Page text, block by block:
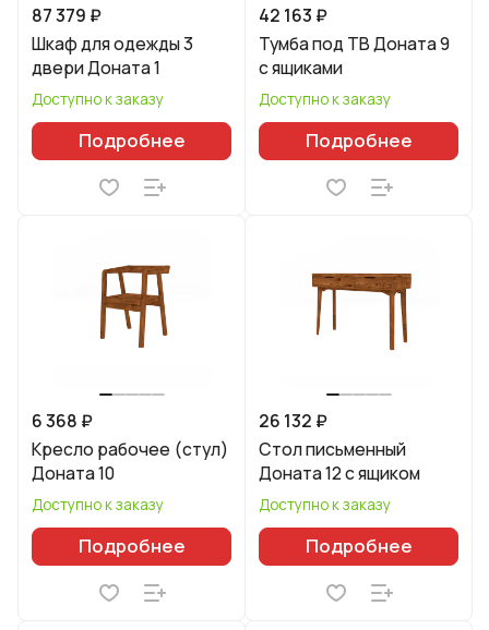
87 379 ₽
Шкаф для одежды 3
двери Доната 1
Доступно к заказу
Подробнее
42 163 ₽
Тумба под ТВ Доната 9
с ящиками
Доступно к заказу
Подробнее
6 368 ₽
Кресло рабочее (стул)
Доната 10
Доступно к заказу
Подробнее
26 132 ₽
Стол письменный
Доната 12 с ящиком
Доступно к заказу
Подробнее